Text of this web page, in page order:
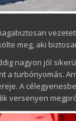
meg, aki
nagyon jól
a turbónyomás.
A
versenyen